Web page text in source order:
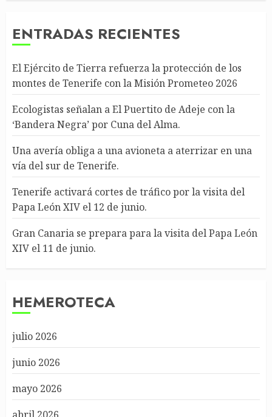
ENTRADAS RECIENTES
El Ejército de Tierra refuerza la protección de los
montes de Tenerife con la Misión Prometeo 2026
Ecologistas señalan a El Puertito de Adeje con la
‘Bandera Negra’ por Cuna del Alma.
Una avería obliga a una avioneta a aterrizar en una
vía del sur de Tenerife.
Tenerife activará cortes de tráfico por la visita del
Papa León XIV el 12 de junio.
Gran Canaria se prepara para la visita del Papa León
XIV el 11 de junio.
HEMEROTECA
julio 2026
junio 2026
mayo 2026